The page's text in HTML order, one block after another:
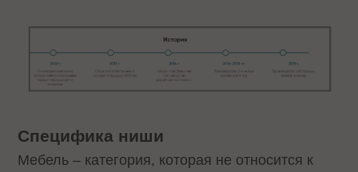
Специфика ниши
Мебель – категория, которая не относится к